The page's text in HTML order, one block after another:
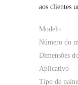
aos clientes
Modelo
Número do
Dimensões
Aplicativo
Tipo de